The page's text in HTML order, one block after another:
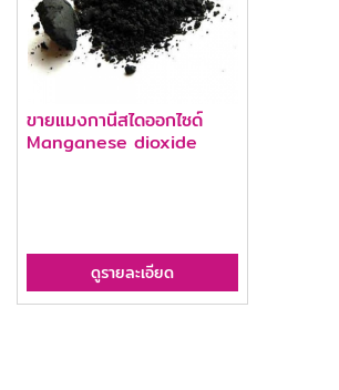
ขายแมงกานีสไดออกไซด์
Manganese dioxide
ดูรายละเอียด